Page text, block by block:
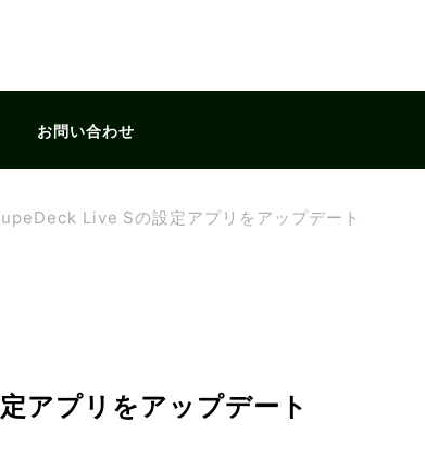
お問い合わせ
Live Sの設定アプリをアップデート
アプリをアップデート